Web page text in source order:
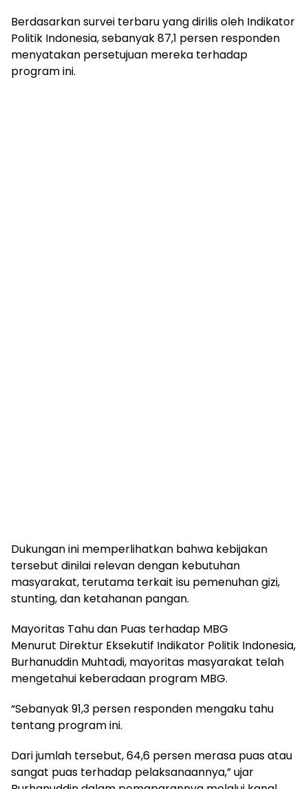
Berdasarkan survei terbaru yang dirilis oleh Indikator
Politik Indonesia, sebanyak 87,1 persen responden
menyatakan persetujuan mereka terhadap
program ini.
Dukungan ini memperlihatkan bahwa kebijakan
tersebut dinilai relevan dengan kebutuhan
masyarakat, terutama terkait isu pemenuhan gizi,
stunting, dan ketahanan pangan.
Mayoritas Tahu dan Puas terhadap MBG
Menurut Direktur Eksekutif Indikator Politik Indonesia,
Burhanuddin Muhtadi, mayoritas masyarakat telah
mengetahui keberadaan program MBG.
“Sebanyak 91,3 persen responden mengaku tahu
tentang program ini.
Dari jumlah tersebut, 64,6 persen merasa puas atau
sangat puas terhadap pelaksanaannya,” ujar